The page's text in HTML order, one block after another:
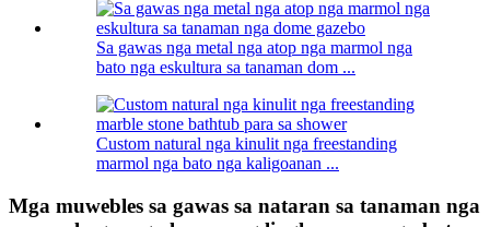
Sa gawas nga metal nga atop nga marmol nga
bato nga eskultura sa tanaman dom ...
Custom natural nga kinulit nga freestanding
marmol nga bato nga kaligoanan ...
Mga muwebles sa gawas sa nataran sa tanaman nga